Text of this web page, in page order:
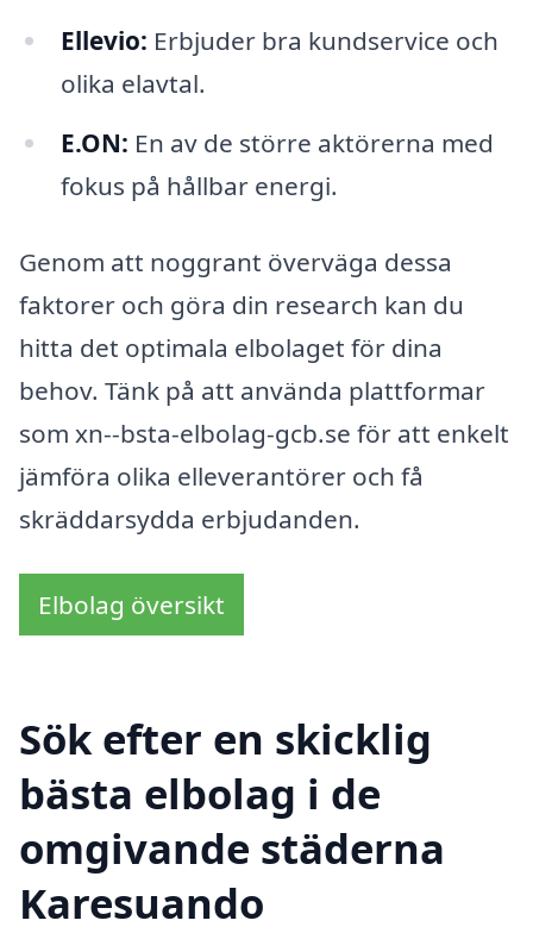
Ellevio: Erbjuder bra kundservice och
olika elavtal.
E.ON: En av de större aktörerna med
fokus på hållbar energi.
Genom att noggrant överväga dessa
faktorer och göra din research kan du
hitta det optimala elbolaget för dina
behov. Tänk på att använda plattformar
som xn--bsta-elbolag-gcb.se för att enkelt
jämföra olika elleverantörer och få
skräddarsydda erbjudanden.
Elbolag översikt
Sök efter en skicklig
bästa elbolag i de
omgivande städerna
Karesuando